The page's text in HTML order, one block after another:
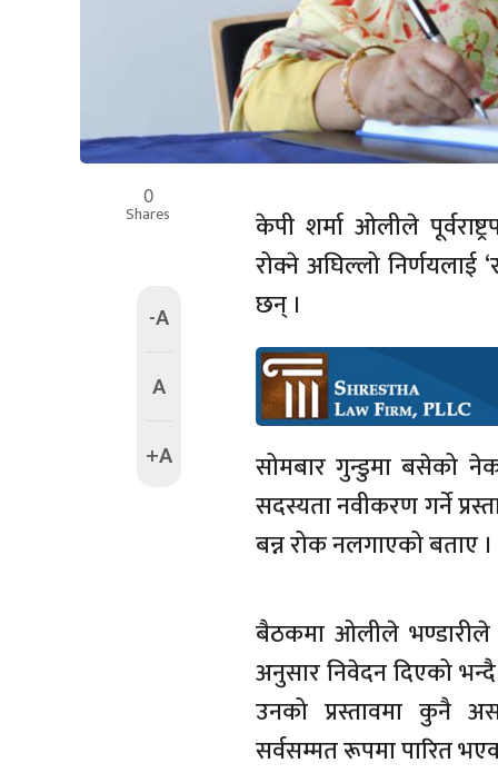
0
Shares
-A
A
+A
केपी शर्मा ओलीले
रोक्ने अघिल्लो निर्णयलाई
छन् ।
सोमबार गुन्डुमा बसेको
सदस्यता नवीकरण गर्ने
बन्न रोक नलगाएको बताए ।
बैठकमा ओलीले भण्डारीले
अनुसार निवेदन दिएको
उनको प्रस्तावमा कुनै
सर्वसम्मत रूपमा पारित